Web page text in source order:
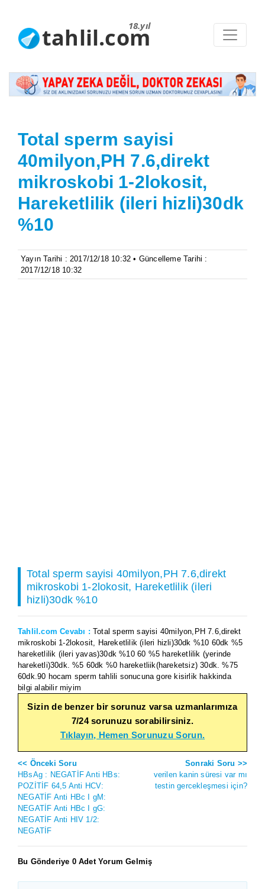
18.yıl
tahlil.com
Total sperm sayisi
40milyon,PH 7.6,direkt
mikroskobi 1-2lokosit,
Hareketlilik (ileri hizli)30dk
%10
Yayın Tarihi : 2017/12/18 10:32 • Güncelleme Tarihi :
2017/12/18 10:32
Total sperm sayisi 40milyon,PH 7.6,direkt
mikroskobi 1-2lokosit, Hareketlilik (ileri
hizli)30dk %10
Tahlil.com Cevabı : Total sperm sayisi 40milyon,PH 7.6,direkt
mikroskobi 1-2lokosit, Hareketlilik (ileri hizli)30dk %10 60dk %5
hareketlilik (ileri yavas)30dk %10 60 %5 hareketlilik (yerinde
hareketli)30dk. %5 60dk %0 hareketliik(hareketsiz) 30dk. %75
60dk.90 hocam sperm tahlili sonucuna gore kisirlik hakkinda
bilgi alabilir miyim
Sizin de benzer bir sorunuz varsa uzmanlarımıza
7/24 sorunuzu sorabilirsiniz.
Tıklayın, Hemen Sorunuzu Sorun.
<< Önceki Soru
HBsAg : NEGATİF Anti HBs:
POZİTİF 64,5 Anti HCV:
NEGATİF Anti HBc I gM:
NEGATİF Anti HBc I gG:
NEGATİF Anti HIV 1/2:
NEGATİF
Sonraki Soru >>
verilen kanin süresi var mı
testin gercekleşmesi için?
Bu Gönderiye 0 Adet Yorum Gelmiş